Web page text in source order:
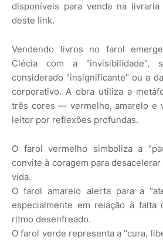
disponíveis para venda na
deste link.
Vendendo livros no farol
Clécia com a "invisibilidade",
considerado "insignificante" ou a
corporativo. A obra utiliza a
três cores — vermelho, amarelo e
leitor por reflexões profundas.
O farol vermelho simboliza a
convite à coragem para
vida.
O farol amarelo alerta para a
especialmente em relação à falta
ritmo desenfreado.
O farol verde representa a "cura,